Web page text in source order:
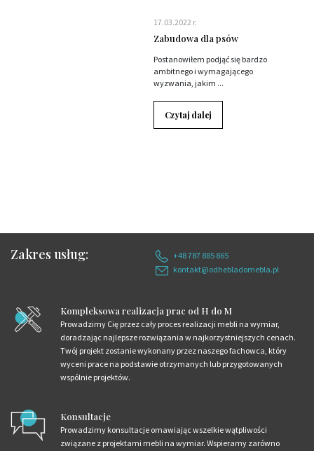
17.03.2022 r.
Zabudowa dla psów
Postanowiłem podjąć się bardzo
ambitnego i wymagającego
wyzwania, jakim ...
Czytaj dalej
Zakres usług:
+48 787 885 865
kontakt@odhebladomebla.pl
Kompleksowa realizacja prac od H do M
Prowadzimy Cię przez cały proces realizacji mebli na wymiar,
doradzając najlepsze rozwiązania w najkorzystniejszych cenach.
Twój projekt zostanie wykonany przez naszego fachowca, który
wyceni prace na podstawie otrzymanych lub przygotowanych
wspólnie projektów.
Konsultacje
Prowadzimy konsultacje omawiając wszelkie wątpliwości
związane z projektami mebli na wymiar. Wspieramy zarówno